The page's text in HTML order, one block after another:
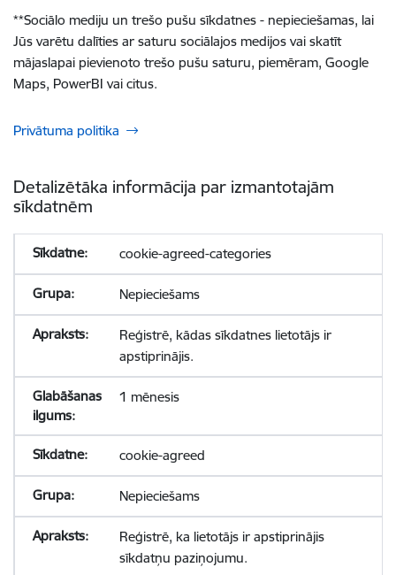
**Sociālo mediju un trešo pušu sīkdatnes - nepieciešamas, lai
Jūs varētu dalīties ar saturu sociālajos medijos vai skatīt
mājaslapai pievienoto trešo pušu saturu, piemēram, Google
Maps, PowerBI vai citus.
Privātuma politika
Detalizētāka informācija par izmantotajām
sīkdatnēm
cookie-agreed-categories
Nepieciešams
Reģistrē, kādas sīkdatnes lietotājs ir
apstiprinājis.
1 mēnesis
cookie-agreed
Nepieciešams
Reģistrē, ka lietotājs ir apstiprinājis
sīkdatņu paziņojumu.